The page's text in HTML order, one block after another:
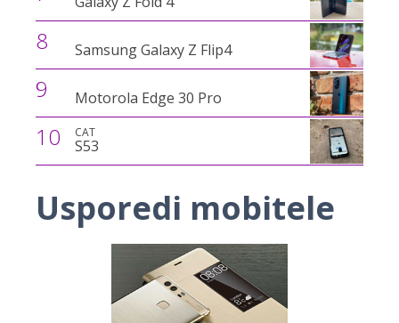
8 Samsung Galaxy Z Flip4
9 Motorola Edge 30 Pro
10 CAT
S53
Usporedi mobitele